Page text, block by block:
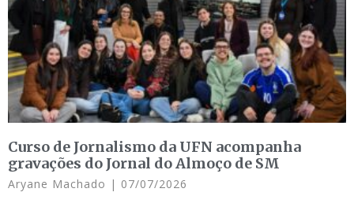
Curso de Jornalismo da UFN acompanha
gravações do Jornal do Almoço de SM
Aryane Machado 07/07/2026